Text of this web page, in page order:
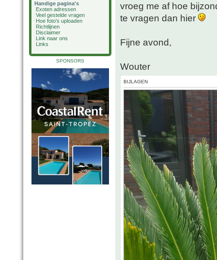
Handige pagina's
Exoten adressen
Veel gestelde vragen
Hoe foto's uploaden
Richtlijnen
Disclaimer
Link naar ons
Links
SPONSORS
vroeg me af hoe
te vragen dan hier
Fijne avond,
Wouter
BIJLAGEN